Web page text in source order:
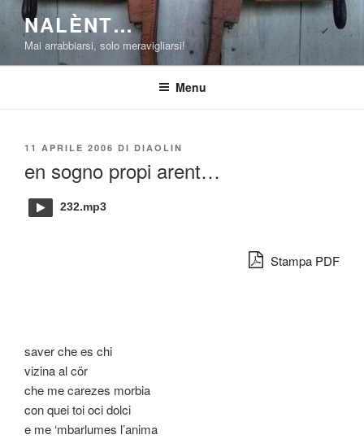
Salta
contenuto
NALÈNT…
Mai arrabbiarsi, solo meravigliarsi!
Menu
PUBBLICATO
11 APRILE 2006 DI DIAOLIN
en sogno propi arent…
232.mp3
Stampa PDF
saver che es chi
vizina al cör
che me carezes morbia
con quei toi oci dolci
e me ‘mbarlumes l’anima